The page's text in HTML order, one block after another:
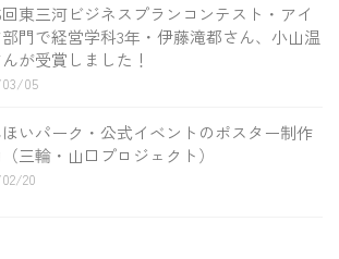
東三河ビジネスプランコンテスト・アイ
門で経営学科3年・伊藤滝都さん、小山温
が受賞しました！
03/05
いパーク・公式イベントのポスター制作
三輪・山口プロジェクト）
20